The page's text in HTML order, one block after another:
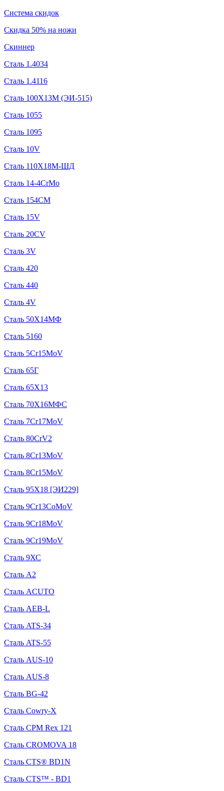
Система скидок
Скидка 50% на ножи
Скиннер
Сталь 1.4034
Сталь 1.4116
Сталь 100Х13М (ЭИ-515)
Сталь 1055
Сталь 1095
Сталь 10V
Сталь 110Х18М-ШД
Сталь 14-4CrMo
Сталь 154CM
Сталь 15V
Сталь 20CV
Сталь 3V
Сталь 420
Сталь 440
Сталь 4V
Сталь 50Х14МФ
Сталь 5160
Сталь 5Cr15MoV
Сталь 65Г
Сталь 65Х13
Сталь 70Х16МФС
Сталь 7Cr17MoV
Сталь 80CrV2
Сталь 8Cr13MoV
Сталь 8Cr15MoV
Сталь 95Х18 [ЭИ229]
Сталь 9Cr13CoMoV
Сталь 9Cr18MoV
Сталь 9Cr19MoV
Сталь 9ХС
Сталь A2
Сталь ACUTO
Сталь AEB-L
Сталь ATS-34
Сталь ATS-55
Сталь AUS-10
Сталь AUS-8
Сталь BG-42
Сталь Cowry-X
Сталь CPM Rex 121
Сталь CROMOVA 18
Сталь CTS® BD1N
Сталь CTS™ - BD1